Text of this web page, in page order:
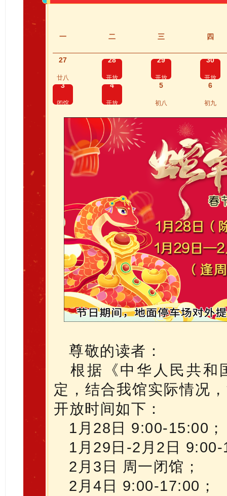
一 二 三 四
27
廿八
28
开放
29
开放
30
开放
3
闭馆
4
开放
5
初八
6
初九
尊敬的读者：
根据《中华人民共和
定，结合我馆实际情况
开放时间如下：
1月28日 9:00-15:00；
1月29日-2月2日
2月3日 周一闭馆；
2月4日 9:00-17:00；